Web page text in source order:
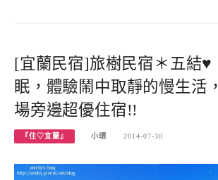
[宜蘭民宿]旅樹民宿＊五結♥
眠，體驗鬧中取靜的慢生活
場旁邊超優住宿!!
『住♡宜蘭』 小環 2014-07-30